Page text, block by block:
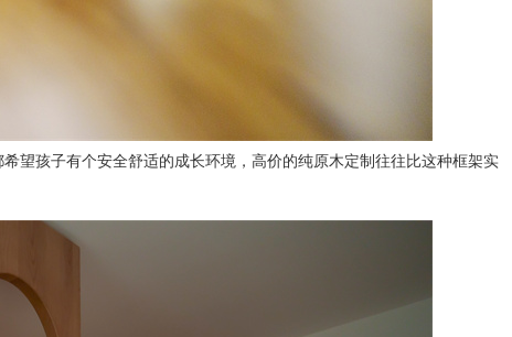
望孩子有个安全舒适的成长环境，高价的纯原木定制往往比这种框架实